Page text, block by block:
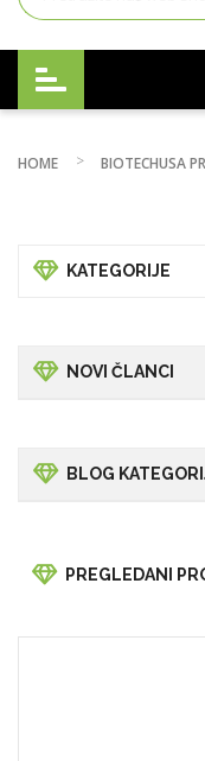
HOME BIOTECHUSA
KATEGORIJE
NOVI ČLANCI
BLOG
PREGLEDANI